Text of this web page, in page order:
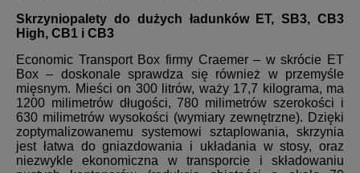
Skrzyniopalety do dużych ładunków ET, SB3, CB3
High, CB1 i CB3
Economic Transport Box firmy Craemer – w skrócie ET
Box – doskonale sprawdza się również w przemyśle
mięsnym. Mieści on 300 litrów, waży 17,7 kilograma, ma
1200 milimetrów długości, 780 milimetrów szerokości i
630 milimetrów wysokości (wymiary zewnętrzne). Dzięki
zoptymalizowanemu systemowi sztaplowania, skrzynia
jest łatwa do gniazdowania i układania w stosy, oraz
niezwykle ekonomiczna w transporcie i składowaniu